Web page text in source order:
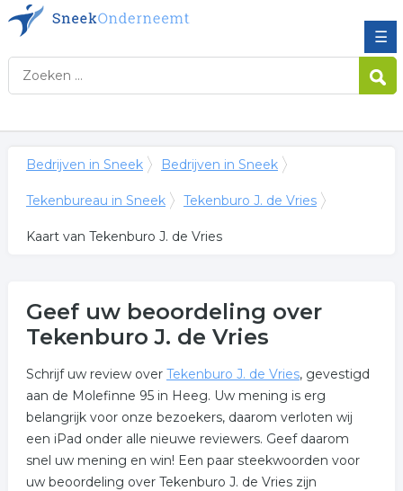
☰
Bedrijven in Sneek Bedrijven in Sneek
Tekenbureau in Sneek Tekenburo J. de Vries
Kaart van Tekenburo J. de Vries
Geef uw beoordeling over
Tekenburo J. de Vries
Schrijf uw review over Tekenburo J. de Vries, gevestigd
aan de Molefinne 95 in Heeg. Uw mening is erg
belangrijk voor onze bezoekers, daarom verloten wij
een iPad onder alle nieuwe reviewers. Geef daarom
snel uw mening en win! Een paar steekwoorden voor
uw beoordeling over Tekenburo J. de Vries zijn